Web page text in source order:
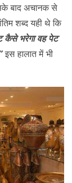
बाद अचानक से
शब्द यही थे कि
कैसे भरेगा वह पेट
इस हालात में भी